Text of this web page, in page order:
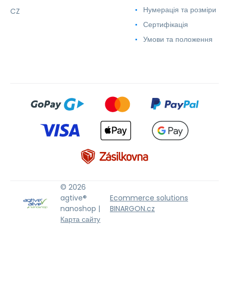
CZ
Нумерація та розміри
Сертифікація
Умови та положення
© 2026
agtive®
nanoshop |
Карта сайту
Ecommerce solutions
BINARGON.cz